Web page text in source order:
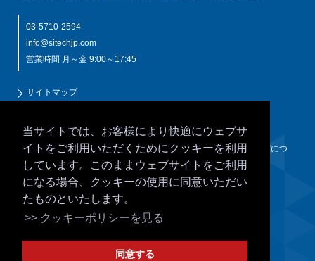
当サイトでは、お客様により快適にウェブサ
イトをご利用いただくためにクッキーを利用
しています。このままウェブサイトをご利用
になる場合、クッキーの使用に同意いただい
たものといたします。
>> クッキーポリシーを見る
同意する
03-5710-2594
info@sitechjp.com
営業時間 月～金 9:00～17:45
サイトマップ
クッキー（Cookie）について
JSIMA（日本測量機器工業会）規格に基づく校正・検査認定制度につ
いて
NETIS登録技術
Trimble Authorized Dealer